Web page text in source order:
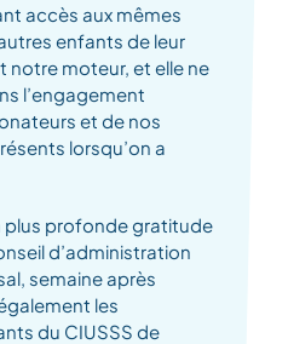
accès aux mêmes
enfants de leur
notre moteur, et elle ne
l’engagement
et de nos
lorsqu’on a
plus profonde gratitude
d’administration
semaine après
les
du CIUSSS de